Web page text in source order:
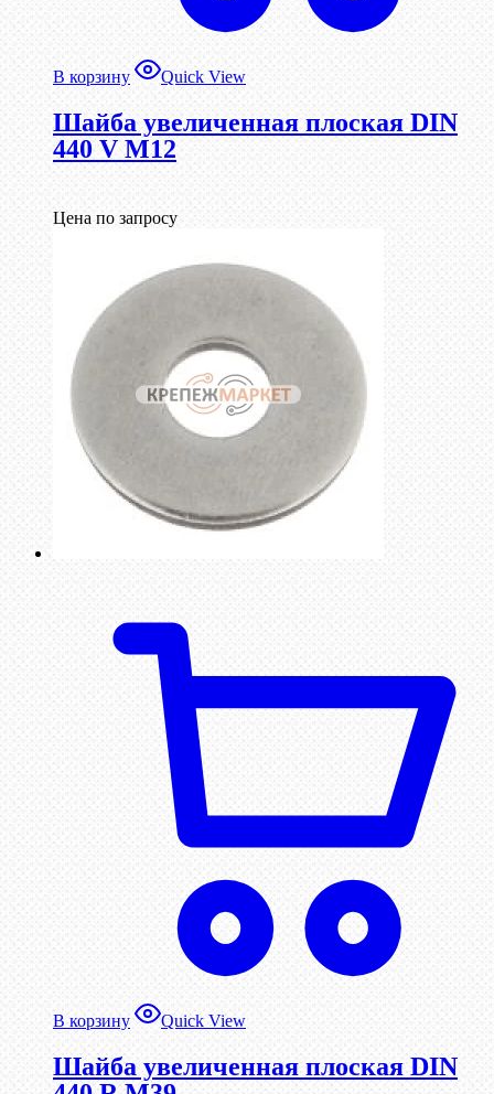
В корзину Quick View
Шайба увеличенная плоская DIN
440 V М12
Цена по запросу
В корзину Quick View
Шайба увеличенная плоская DIN